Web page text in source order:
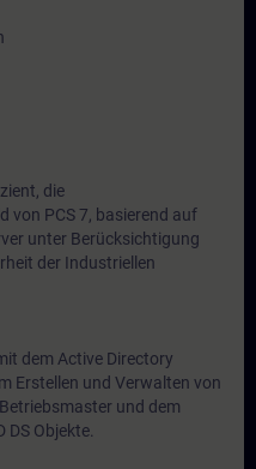
die
von PCS 7, basierend auf
unter Berücksichtigung
der Industriellen
dem Active Directory
Erstellen und Verwalten von
und dem
Objekte.